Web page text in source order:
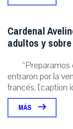
Cardenal
adultos y
“Preparamos
entraron por la
francés. [caption
MÁS